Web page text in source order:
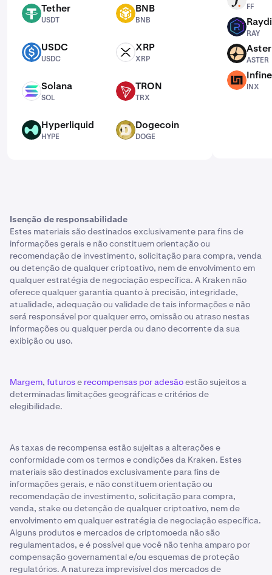
USDT Tether
USDT
BNB BNB
BNB
USDC USDC
USDC
XRP XRP
XRP
SOL Solana
SOL
TRX TRON
TRX
HYPE Hyperliquid
HYPE
DOGE Dogecoin
DOGE
FF
RAY
RAY
ASTER Aster
ASTER
INX
INX
Isenção de responsabilidade
Estes materiais são destinados exclusivamente para fins de
informações gerais e não constituem orientação ou
recomendação de investimento, solicitação para compra, venda
ou detenção de qualquer criptoativo, nem de envolvimento em
qualquer estratégia de negociação específica. A Kraken não
oferece qualquer garantia quanto à precisão, integridade,
atualidade, adequação ou validade de tais informações e não
será responsável por qualquer erro, omissão ou atraso nestas
informações ou qualquer perda ou dano decorrente da sua
exibição ou uso.
Margem, futurose recompensas por adesãoestão sujeitos a
determinadas limitações geográficas e critérios de
elegibilidade.
As taxas de recompensa estão sujeitas a alterações e
conformidade com os termos e condições da Kraken. Estes
materiais são destinados exclusivamente para fins de
informações gerais, e não constituem orientação ou
recomendação de investimento, solicitação para compra,
venda, stake ou detenção de qualquer criptoativo, nem de
envolvimento em qualquer estratégia de negociação específica.
Alguns produtos e mercados de criptomoeda não são
regulamentados, e é possível que você não tenha amparo por
compensação governamental e/ou esquemas de proteção
regulatórios. A natureza imprevisível dos mercados de